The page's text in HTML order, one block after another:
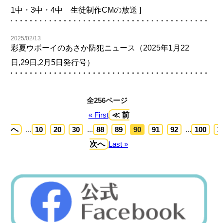
1中・3中・4中 生徒制作CMの放送 ]
2025/02/13
彩夏ウボーイのあさか防犯ニュース（2025年1月22
日,29日,2月5日発行号）
全256ページ
« First ≪ 前
へ ... 10 20 30 ... 88 89 90 91 92 ... 100
次へ Last »